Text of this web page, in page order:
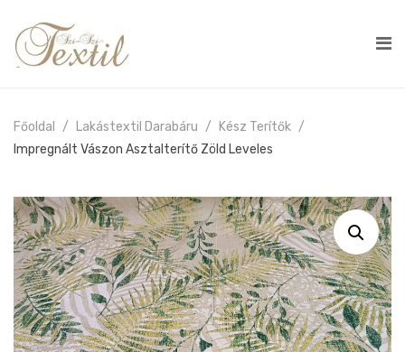
Főoldal Lakástextil Darabáru
Kész Terítők
Impregnált Vászon Asztalterítő Zöld Leveles